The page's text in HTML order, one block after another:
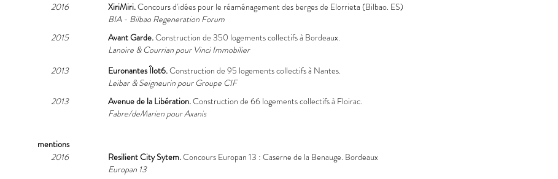
2016
XiriMiri.Concours d'idées pour le réaménagement des berges de Elorrieta (Bilbao. ES)
BIA - Bilbao Regeneration Forum
2015
Avant Garde.Construction de 350 logements collectifs à Bordeaux.
Lanoire & Courrian pour Vinci Immobilier
2013
Euronantes Îlot6.Construction de 95 logements collectifs à Nantes.
Leibar & Seigneurin pour Groupe CIF
2013
Avenue de la Libération.Construction de 66 logements collectifs à Floirac.
Fabre/deMarien pour Axanis
mentions
2016
Resilient City Sytem.Concours Europan 13 : Caserne de la Benauge. Bordeaux
Europan 13